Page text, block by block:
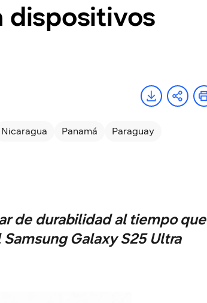
dispositivos
Nicaragua Panamá
Paraguay
de durabilidad al tiempo que
Galaxy S25 Ultra